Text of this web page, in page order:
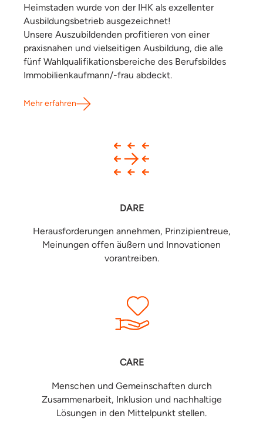
Heimstaden wurde von der IHK als exzellenter
Ausbildungsbetrieb ausgezeichnet!
Unsere Auszubildenden profitieren von einer
praxisnahen und vielseitigen Ausbildung, die alle
fünf Wahlqualifikationsbereiche des Berufsbildes
Immobilienkaufmann/-frau abdeckt.
Mehr erfahren
DARE
Herausforderungen annehmen, Prinzipientreue,
Meinungen offen äußern und Innovationen
vorantreiben.
CARE
Menschen und Gemeinschaften durch
Zusammenarbeit, Inklusion und nachhaltige
Lösungen in den Mittelpunkt stellen.